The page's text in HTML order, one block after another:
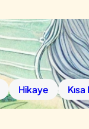
Hikaye